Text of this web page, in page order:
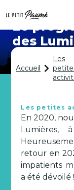
Le
des
dévoilé !
Accueil
Les
Les petites
En 2020,
Lumières,
retour en
impatients
a été dévoilé !